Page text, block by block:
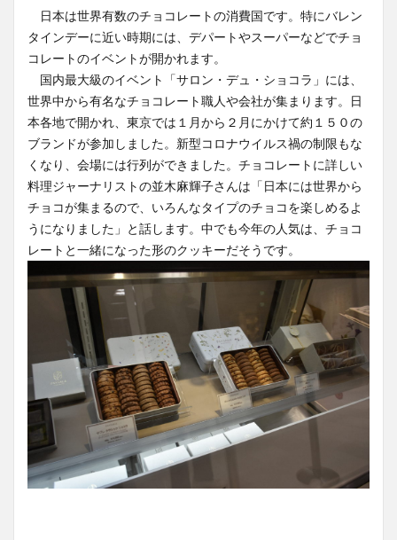
日本は世界有数のチョコレートの消費国です。特にバレン
タインデーに近い時期には、デパートやスーパーなどでチョ
コレートのイベントが開かれます。
国内最大級のイベント「サロン・デュ・ショコラ」には、
世界中から有名なチョコレート職人や会社が集まります。日
本各地で開かれ、東京では１月から２月にかけて約１５０の
ブランドが参加しました。新型コロナウイルス禍の制限もな
くなり、会場には行列ができました。チョコレートに詳しい
料理ジャーナリストの並木麻輝子さんは「日本には世界から
チョコが集まるので、いろんなタイプのチョコを楽しめるよ
うになりました」と話します。中でも今年の人気は、チョコ
レートと一緒になった形のクッキーだそうです。